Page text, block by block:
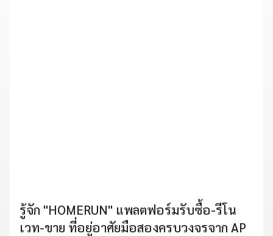
รู้จัก "HOMERUN" แพลตฟอร์มรับซื้อ-รีโน
เวท-ขาย ที่อยู่อาศัยมือสองครบวงจรจาก AP